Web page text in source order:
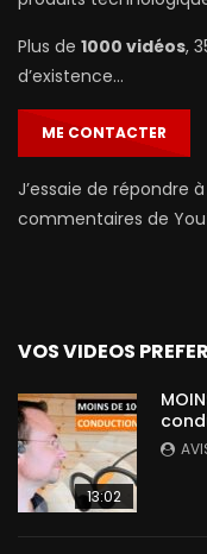
Plus de 1000 vidéos,
d’existence…
ME CONTACTER
J’essaie de répondre
commentaires de
VOS VIDEOS
13:02